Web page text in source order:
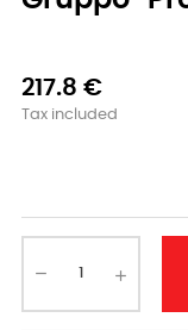
217.8 €
Tax included